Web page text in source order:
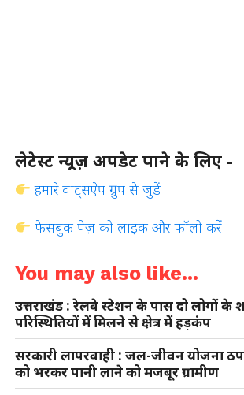
लेटेस्ट न्यूज़ अपडेट पाने के लिए -
हमारे वाट्सऐप ग्रुप से जुड़ें
फेसबुक पेज़ को लाइक और फॉलो करें
You may also like...
उत्तराखंड : रेलवे स्टेशन के पास दो लोगों के
परिस्थितियों में मिलने से क्षेत्र में हड़कंप
सरकारी लापरवाही : जल-जीवन योजना
को भरकर पानी लाने को मजबूर ग्रामीण